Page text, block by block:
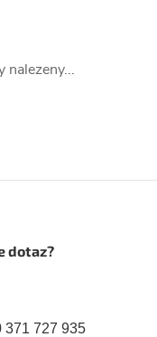
nalezeny...
dotaz?
371 727 935